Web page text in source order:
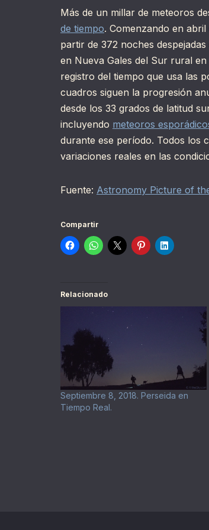
Más de un millar de meteoros
de tiempo. Comenzando en
partir de 372 noches
en Nueva Gales del Sur rural
registro del tiempo que usa las
cuadros siguen la progresión
desde los 33 grados de latitud
incluyendo meteoros
durante ese período. Todos los
variaciones reales en las
Fuente: Astronomy Picture of
Compartir
Relacionado
Septiembre 8, 2018. Perseida en
Tiempo Real.